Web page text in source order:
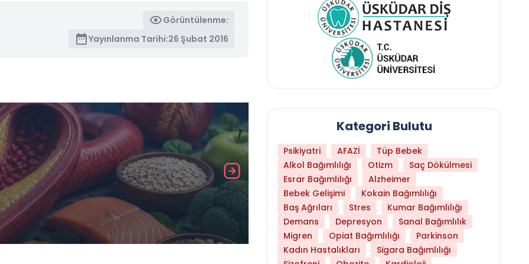
Görüntülenme:
Yayınlanma Tarihi:26 Şubat 2016
Daha Az Protein Tüketmek Yaşlanmayı
Kategori Bulutu
Psikiyatri AFAZİ
Tüp Bebek
Alkol Bağımlılığı
Otizm
Saç Dökülmesi
Esrar Bağımlılığı
Alzheimer
Bebek Gelişimi
Kokain Bağımlılığı
Baş Ağrıları
Stres
Kumar Bağımlılığı
Demans
Depresyon
Sanal Bağımlılık
Migren
Opiat Bağımlılığı
Parkinson
Kadın Hastalıkları
Sigara Bağımlılığı